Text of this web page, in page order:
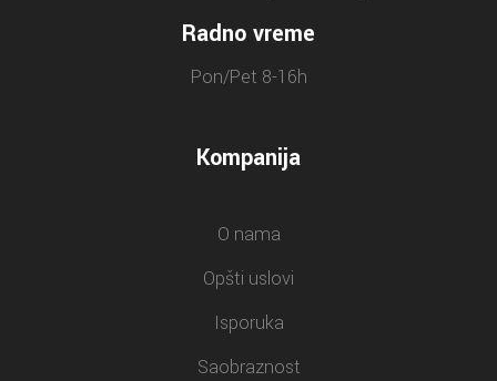
Radno vreme
Pon/Pet 8-16h
Kompanija
O nama
Opšti uslovi
Isporuka
Saobraznost